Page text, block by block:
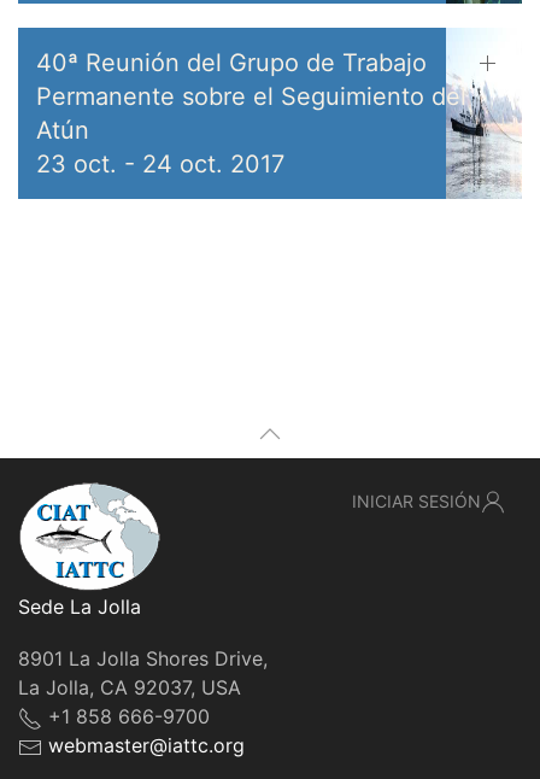
40ª Reunión del Grupo de Trabajo
Permanente sobre el Seguimiento del
Atún
23 oct. - 24 oct. 2017
Sede La Jolla
8901 La Jolla Shores Drive,
La Jolla, CA 92037, USA
+1 858 666-9700
webmaster@iattc.org
INICIAR SESIÓN